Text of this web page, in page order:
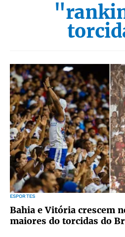
ESPORTES
Bahia e Vitória crescem
maiores do torcidas do